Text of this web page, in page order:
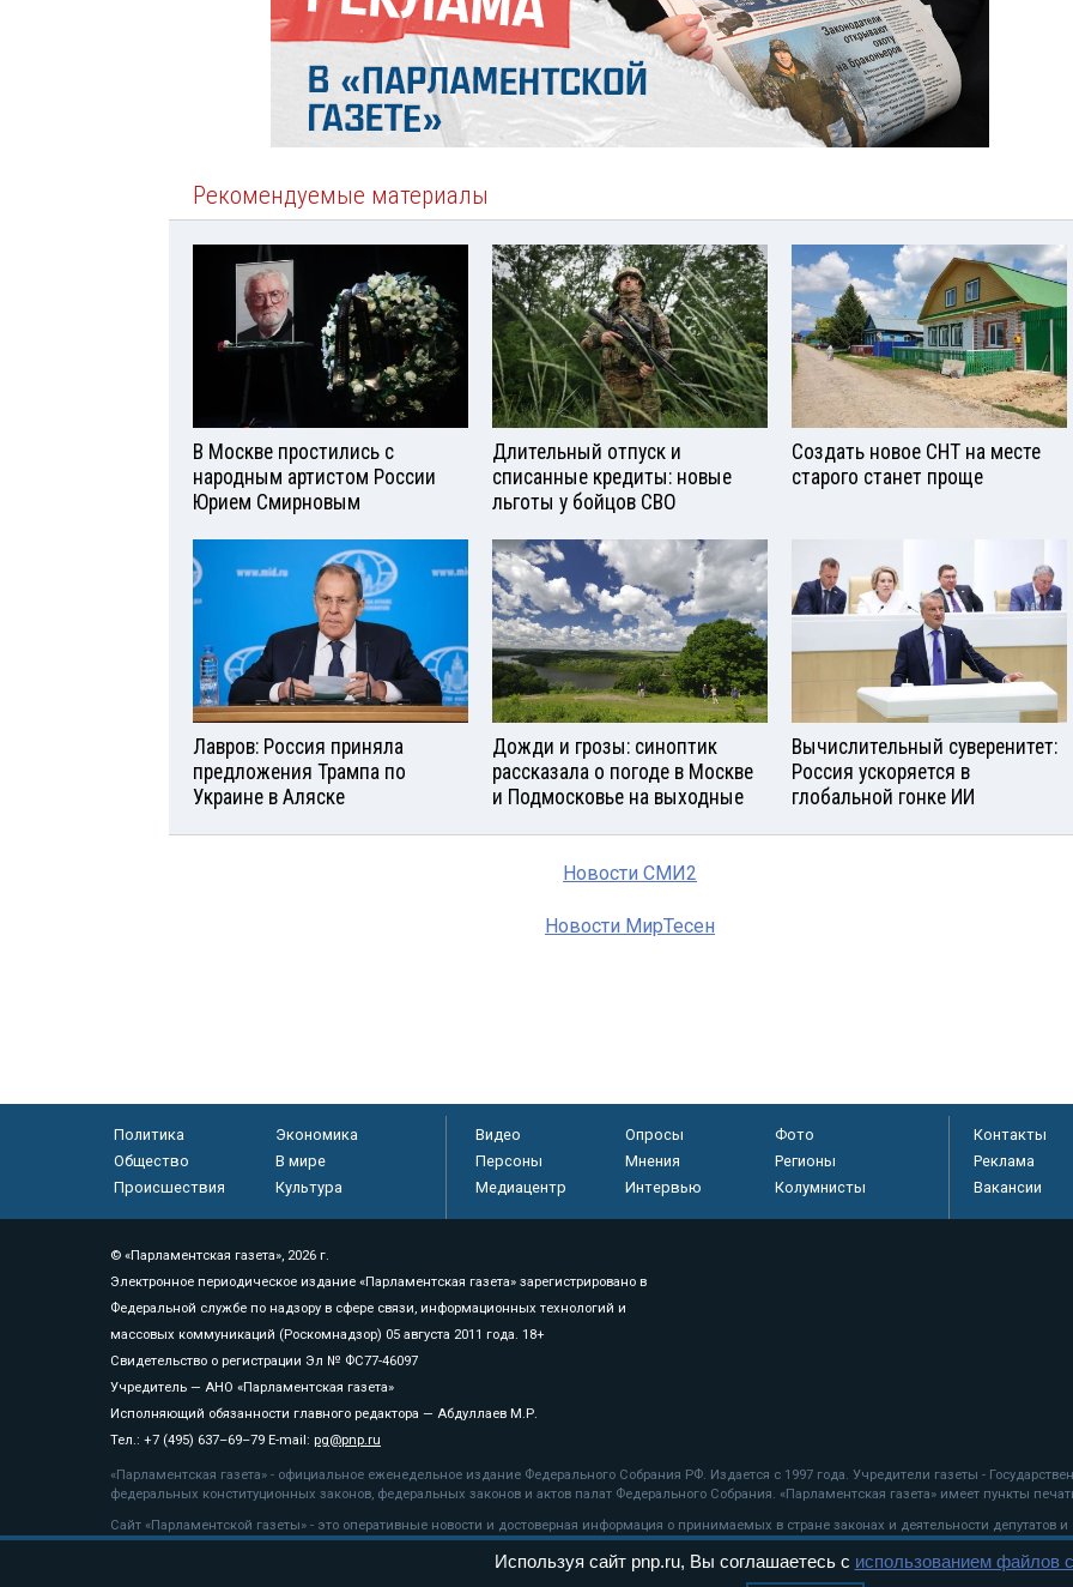
Рекомендуемые материалы
В Москве простились с
народным артистом России
Юрием Смирновым
Длительный отпуск и
списанные кредиты: новые
льготы у бойцов СВО
Создать новое СНТ на месте
старого станет проще
Лавров: Россия приняла
предложения Трампа по
Украине в Аляске
Дожди и грозы: синоптик
рассказала о погоде в Москве
и Подмосковье на выходные
Вычислительный суверенитет:
Россия ускоряется в
глобальной гонке ИИ
Новости СМИ2
Новости МирТесен
Политика
Экономика
Общество
В мире
Происшествия
Культура
Видео Опросы
Фото
Персоны
Мнения
Регионы
Медиацентр
Интервью Колумнисты
Контакты
Реклама
Вакансии
© «Парламентская газета», 2026 г.
Электронное периодическое издание «Парламентская газета» зарегистрировано в
Федеральной службе по надзору в сфере связи, информационных технологий и
массовых коммуникаций (Роскомнадзор) 05 августа 2011 года. 18+
Свидетельство о регистрации Эл № ФС77-46097
Учредитель — АНО «Парламентская газета»
Исполняющий обязанности главного редактора — Абдуллаев М.Р.
Тел.: +7 (495) 637–69–79 E-mail: pg@pnp.ru
«Парламентская газета» - официальное еженедельное издание Федерального Собрания РФ. Издается с 1997 года. Учредители газеты -
федеральных конституционных законов, федеральных законов и актов палат Федерального Собрания. «Парламентская газета» имеет пункты
Сайт «Парламентской газеты» - это оперативные новости и достоверная информация о принимаемых в стране законах и деятельности депутатов
«Парламентской газеты» активная ссылка на pnp.ru обязательна.
рекомендательные технологии
Используя сайт pnp.ru, Вы соглашаетесь с использованием файлов